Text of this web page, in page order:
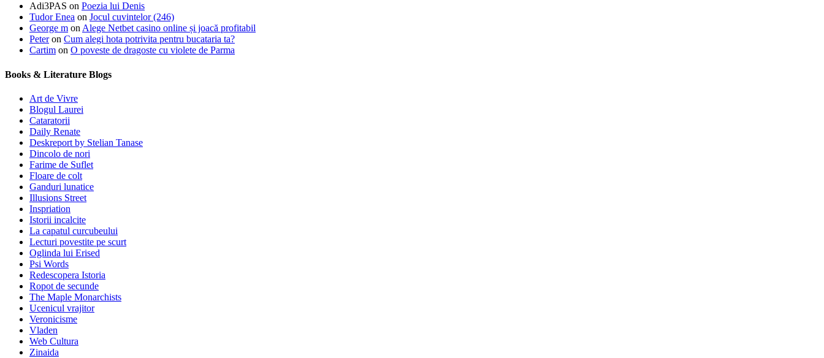
Adi3PAS on Poezia lui Denis
Tudor Enea on Jocul cuvintelor (246)
George m on Alege Netbet casino online și joacă profitabil
Peteron Cum alegi hota potrivita pentru bucataria ta?
Cartim on O poveste de dragoste cu violete de Parma
Books & Literature Blogs
Art de Vivre
Blogul Laurei
Cataratorii
Daily Renate
Deskreport by Stelian Tanase
Dincolo de nori
Farime de Suflet
Floare de colt
Ganduri lunatice
Illusions Street
Inspriation
Istorii incalcite
La capatul curcubeului
Lecturi povestite pe scurt
Oglinda lui Erised
Psi Words
Redescopera Istoria
Ropot de secunde
The Maple Monarchists
Ucenicul vrajitor
Veronicisme
Vladen
Web Cultura
Zinaida